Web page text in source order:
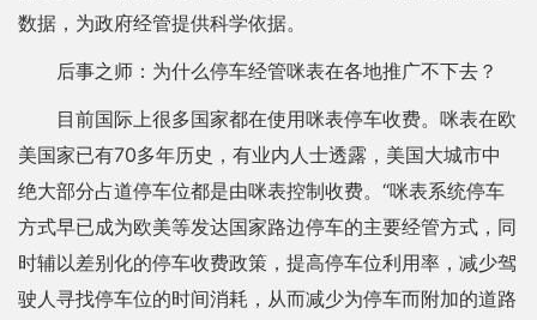
数据，为政府经管提供科学依据。
后事之师：为什么停车经管咪表在各地推广不下去？
目前国际上很多国家都在使用咪表停车收费。咪表在欧
美国家已有70多年历史，有业内人士透露，美国大城市中
绝大部分占道停车位都是由咪表控制收费。“咪表系统停车
方式早已成为欧美等发达国家路边停车的主要经管方式，同
时辅以差别化的停车收费政策，提高停车位利用率，减少驾
驶人寻找停车位的时间消耗，从而减少为停车而附加的道路